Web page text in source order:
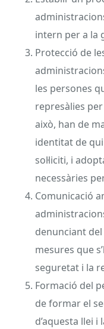
intern per a la
Protecció de
les persones
represàlies
això, han de
identitat de
sol·liciti, i
necessàries
Comunicació
denunciant
mesures que
seguretat i la
Formació del
de formar el
d’aquesta llei